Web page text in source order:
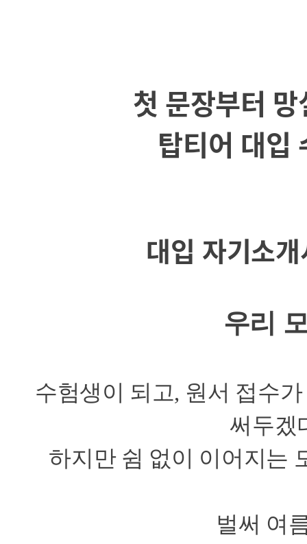
첫 문장부터
탑티어 대입
대입 자기소
우리
수험생이 되고, 원서 접수
써두겠
하지만 쉼 없이 이어지는
벌써 여